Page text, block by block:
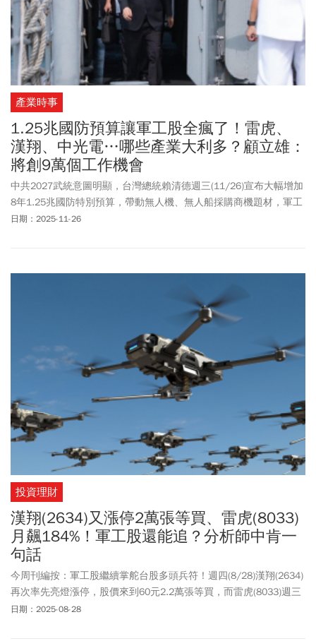
產業時事
1.25兆國防預算讓軍工股全瘋了！雷虎、
漢翔、中光電…哪些產業大利多？顧立雄：
將創9萬個工作機會
中共2027武統意圖明顯，台灣總統賴清德週三(11/26)宣布大幅增加
8年1.25兆國防特別預算，帶動無人機、無人船採購商機題材，軍工
族群週三股價全面點火，雷虎、漢翔、亞航、
公布相關細目，顧立雄表示，未來重點籌購精準火炮、遠程精準打
擊飛彈等7大項目，強化所需作戰能力；且本次國防帶動龐大經濟效
益，預估可創造4000億產值、9萬名以上工作機會。龔明鑫表示，將
聚焦無人機／船、航太、船艦、機器狗、衛星，國防產業發展可以
衍生出巨大商機，例如漢翔整合20家業者爭取國防部F16維修商機，
並且進而爭取波音、奇異公司商機。目前協助業者取得國防部3422
架軍用無人機68.8億量產標案，並打入美國第一大無人機Skydio、
全球第二大無人機Parrot（法）供應鏈。
日期：2025-11-26
投資理財
漢翔(2634)又漲停2萬張等買、雷虎(8033)
月飆184%！軍工股還能追？分析師中肯一
句話
今周刊編按：軍工股繼續掌舵台股多頭兵符！週四(8/28)漢翔(2634)
再次率先亮燈漲停，股價來到60元2.2萬張等買，而雷虎(8033)週三
漲停後，週四攻勢暫歇，但從7月起漲點62.2元來計算，短短1個多
日期：2025-08-28